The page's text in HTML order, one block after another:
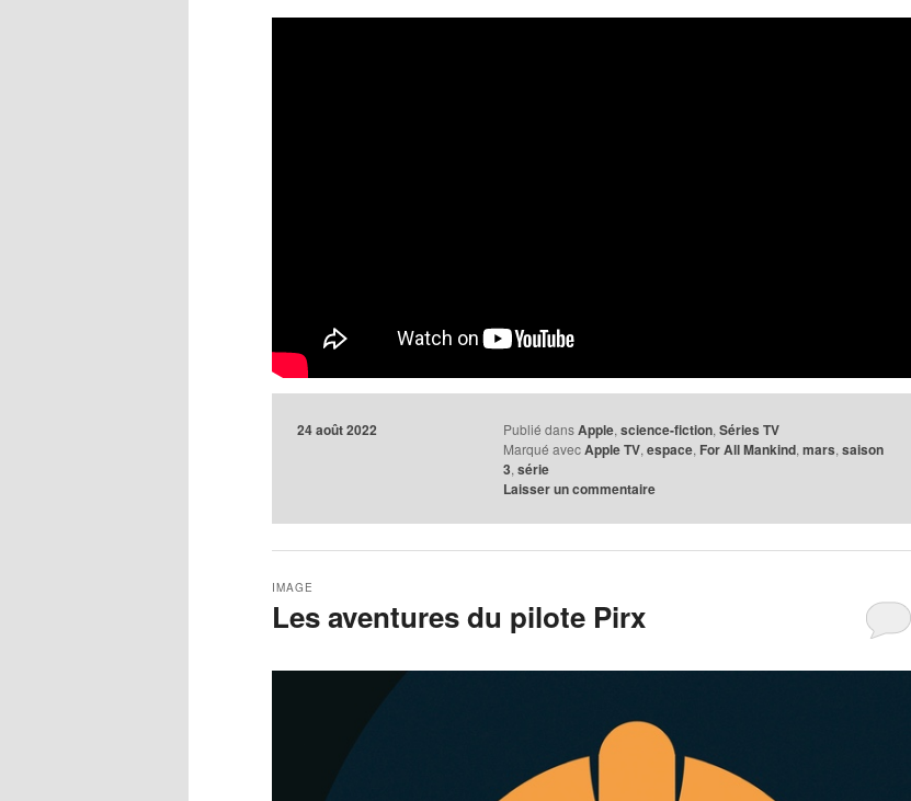
24 août 2022 Publié dans Apple,science-fiction,Séries TV
Marqué avec Apple TV,espace, For All Mankind,mars,saison
3,série
Laisser un commentaire
Les aventures du pilote Pirx
IMAGE